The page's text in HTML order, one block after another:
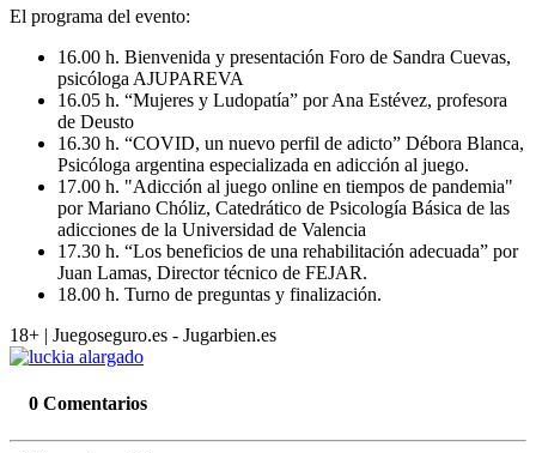
El programa del evento:
16.00 h. Bienvenida y presentación Foro de Sandra Cuevas,
psicóloga AJUPAREVA
16.05 h. “Mujeres y Ludopatía” por Ana Estévez, profesora
de Deusto
16.30 h. “COVID, un nuevo perfil de adicto” Débora Blanca,
Psicóloga argentina especializada en adicción al juego.
17.00 h. "Adicción al juego online en tiempos de pandemia"
por Mariano Chóliz, Catedrático de Psicología Básica de las
adicciones de la Universidad de Valencia
17.30 h. “Los beneficios de una rehabilitación adecuada” por
Juan Lamas, Director técnico de FEJAR.
18.00 h. Turno de preguntas y finalización.
18+ | Juegoseguro.es - Jugarbien.es
0 Comentarios